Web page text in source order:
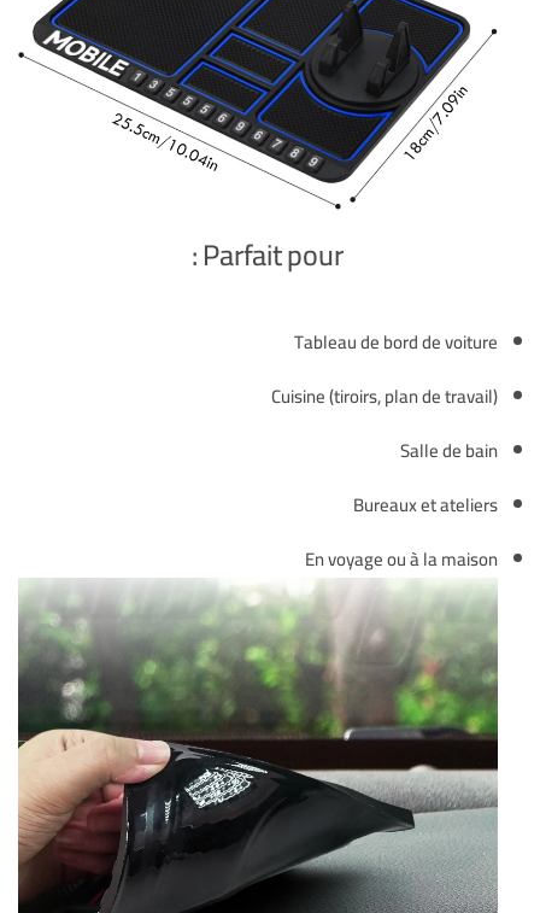
Parfait pour :
Tableau de bord de voiture
Cuisine (tiroirs, plan de travail)
Salle de bain
Bureaux et ateliers
En voyage ou à la maison